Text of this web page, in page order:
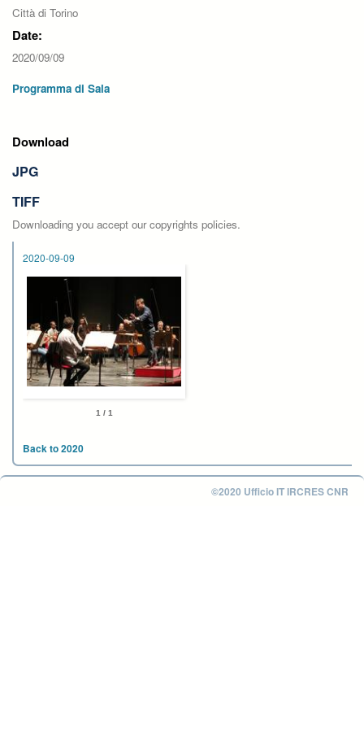
Città di Torino
Date:
2020/09/09
Programma di Sala
Download
JPG
TIFF
Downloading you accept our copyrights policies.
2020-09-09
1 / 1
Back to 2020
©2020 Ufficio IT IRCRES CNR